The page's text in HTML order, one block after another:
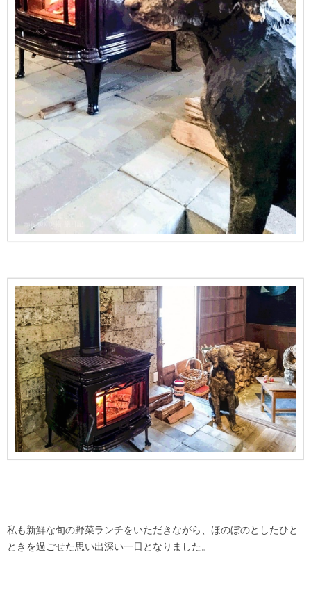
私も新鮮な旬の野菜ランチをいただきながら、ほのぼのとしたひと
ときを過ごせた思い出深い一日となりました。